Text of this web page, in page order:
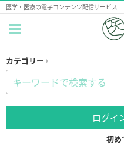
医学・医療の電子コンテンツ配信サービス
カテゴリー
ログイ
初め